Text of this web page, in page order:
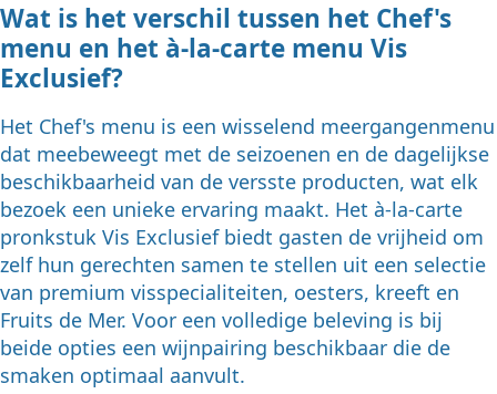
Wat is het verschil tussen het Chef's
menu en het à-la-carte menu Vis
Exclusief?
Het Chef's menu is een wisselend meergangenmenu
dat meebeweegt met de seizoenen en de dagelijkse
beschikbaarheid van de versste producten, wat elk
bezoek een unieke ervaring maakt. Het à-la-carte
pronkstuk Vis Exclusief biedt gasten de vrijheid om
zelf hun gerechten samen te stellen uit een selectie
van premium visspecialiteiten, oesters, kreeft en
Fruits de Mer. Voor een volledige beleving is bij
beide opties een wijnpairing beschikbaar die de
smaken optimaal aanvult.